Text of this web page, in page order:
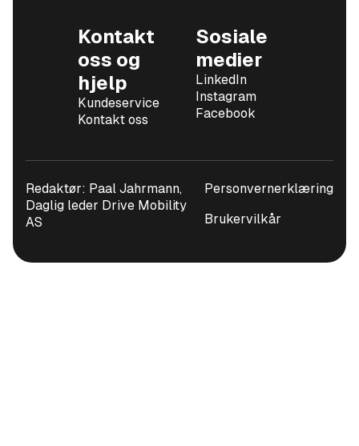
Kontakt
oss og
hjelp
Kundeservice
Kontakt oss
Sosiale
medier
LinkedIn
Instagram
Facebook
Redaktør: Paal Jahrmann,
Daglig leder Drive Mobility
AS
Personvernerklæring
Brukervilkår